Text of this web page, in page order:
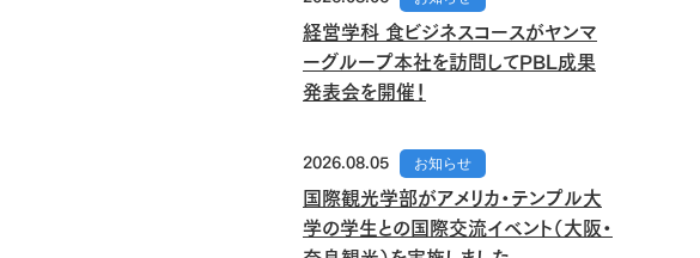
経営学科 食ビジネスコースがヤンマ
ーグループ本社を訪問してPBL成果
発表会を開催！
2026.08.05 お知らせ
国際観光学部がアメリカ・テンプル大
学の学生との国際交流イベント（大阪・